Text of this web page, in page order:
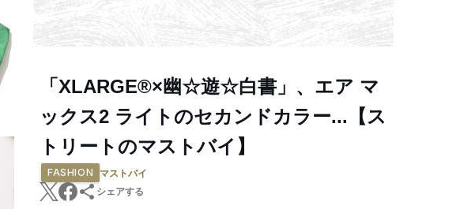
「XLARGE®×幽☆遊☆白書」、エア マ
ックス2 ライトのセカンドカラー...【ス
トリートのマストバイ】
FASHION
マストバイ
シェアする